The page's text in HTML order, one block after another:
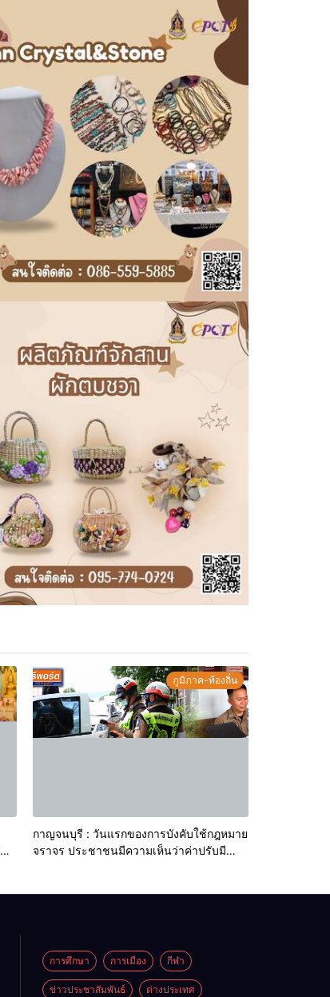
ภูมิภาค-ท้องถิ่น
กาญจนบุรี : วันแรกของการบังคับใช้กฎหมาย
จราจร ประชาชนมีความเห็นว่าค่าปรับมี
การศึกษา การเมือง กีฬา
ข่าวประชาสัมพันธ์ ต่างประเทศ